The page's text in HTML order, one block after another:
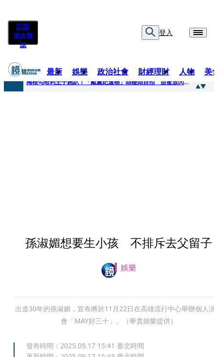
訂閱
紙本雜
誌
登入
最新 娛樂 政治社會 財經理財 人物 美
快訊
梅根勾哈利王子跑趴！「戴黛妃遺物」頭碰頭自拍 甜蜜放閃搶鏡
孫淑媚想要生小孩 不排斥去父留子
娛樂
出道30年的孫淑媚，宣布將於11月22日在高雄流行中心舉辦個人演
會「MAY好三十」。（華貴娛樂提供）
發布時間： 2025.09.17 15:41 臺北時間